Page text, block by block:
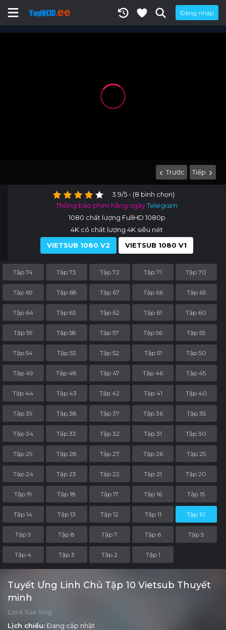
Đăng nhập
Trước Tiếp
3.9/5 - (8 bình chọn)
Thông báo phim hằng ngàyTelegram
1080 chất lượng FullHD 1080p
4K có chất lượng 4K siêu nét
VIETSUB 1080 V2
VIETSUB 1080 V1
Tập 74 Tập 73 Tập 72 Tập 71 Tập 70
Tập 69 Tập 68 Tập 67 Tập 66 Tập 65
Tập 64 Tập 63 Tập 62 Tập 61 Tập 60
Tập 59 Tập 58 Tập 57 Tập 56 Tập 55
Tập 54 Tập 53 Tập 52 Tập 51 Tập 50
Tập 49 Tập 48 Tập 47 Tập 46 Tập 45
Tập 44 Tập 43 Tập 42 Tập 41 Tập 40
Tập 39 Tập 38 Tập 37 Tập 36 Tập 35
Tập 34 Tập 33 Tập 32 Tập 31 Tập 30
Tập 29 Tập 28 Tập 27 Tập 26 Tập 25
Tập 24 Tập 23 Tập 22 Tập 21 Tập 20
Tập 19 Tập 18 Tập 17 Tập 16 Tập 15
Tập 14 Tập 13 Tập 12 Tập 11 Tập 10
Tập 9 Tập 8 Tập 7 Tập 6 Tập 5
Tập 4 Tập 3 Tập 2 Tập 1
Tuyết Ưng Linh Chủ Tập 10 Vietsub Thuyết
minh
Lord Xue Ying
Lịch chiếu:Đang cập nhật